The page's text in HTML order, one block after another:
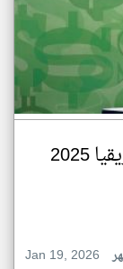
Jan 19, 2026